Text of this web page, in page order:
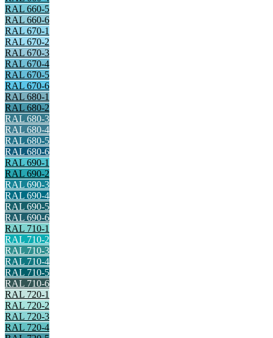
RAL 660-5
RAL 660-6
RAL 670-1
RAL 670-2
RAL 670-3
RAL 670-4
RAL 670-5
RAL 670-6
RAL 680-1
RAL 680-2
RAL 680-3
RAL 680-4
RAL 680-5
RAL 680-6
RAL 690-1
RAL 690-2
RAL 690-3
RAL 690-4
RAL 690-5
RAL 690-6
RAL 710-1
RAL 710-2
RAL 710-3
RAL 710-4
RAL 710-5
RAL 710-6
RAL 720-1
RAL 720-2
RAL 720-3
RAL 720-4